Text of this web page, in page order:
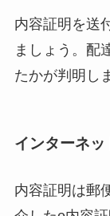
内容証明を送
ましょう。配
たかが判明し
インターネッ
内容証明は郵